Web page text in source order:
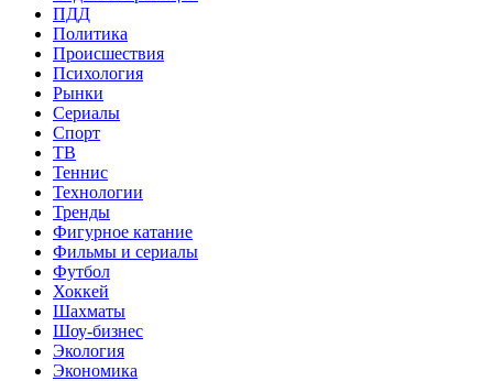
ПДД
Политика
Происшествия
Психология
Рынки
Сериалы
Спорт
ТВ
Теннис
Технологии
Тренды
Фигурное катание
Фильмы и сериалы
Футбол
Хоккей
Шахматы
Шоу-бизнес
Экология
Экономика